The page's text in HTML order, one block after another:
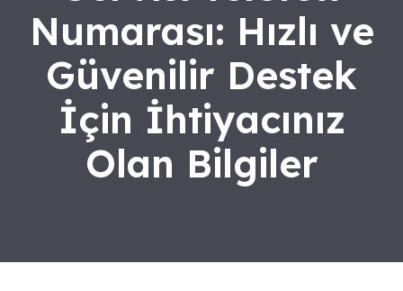
Numarası: Hızlı ve
Güvenilir Destek
İçin İhtiyacınız
Olan Bilgiler